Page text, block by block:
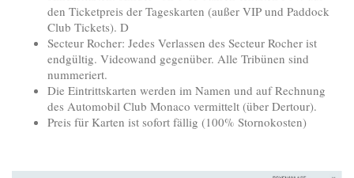
den Ticketpreis der Tageskarten (außer VIP und Paddock
Club Tickets). D
Secteur Rocher: Jedes Verlassen des Secteur Rocher ist
endgültig. Videowand gegenüber. Alle Tribünen sind
nummeriert.
Die Eintrittskarten werden im Namen und auf Rechnung
des Automobil Club Monaco vermittelt (über Dertour).
Preis für Karten ist sofort fällig (100% Stornokosten)